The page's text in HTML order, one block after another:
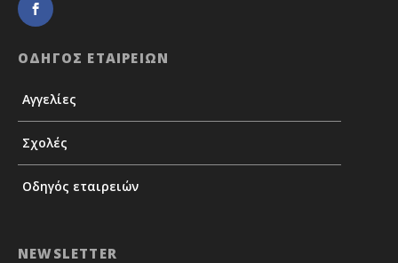
ΟΔΗΓΟΣ ΕΤΑΙΡΕΙΩΝ
Αγγελίες
Σχολές
Οδηγός εταιρειών
NEWSLETTER